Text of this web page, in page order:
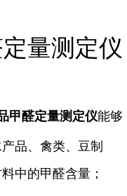
量测定仪
甲醛定量测定仪能够
品、禽类、豆制
中的甲醛含量；